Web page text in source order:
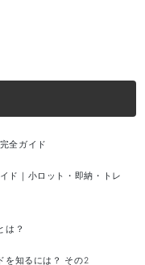
全ガイド
ド｜小ロット・即納・トレ
は？
を知るには？ その2